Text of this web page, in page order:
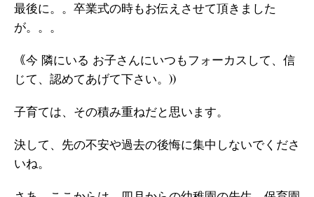
最後に。。卒業式の時もお伝えさせて頂きました
が。。。
｟今 隣にいる お子さんにいつもフォーカスして、信
じて、認めてあげて下さい。))
子育ては、その積み重ねだと思います。
決して、先の不安や過去の後悔に集中しないでくださ
いね。